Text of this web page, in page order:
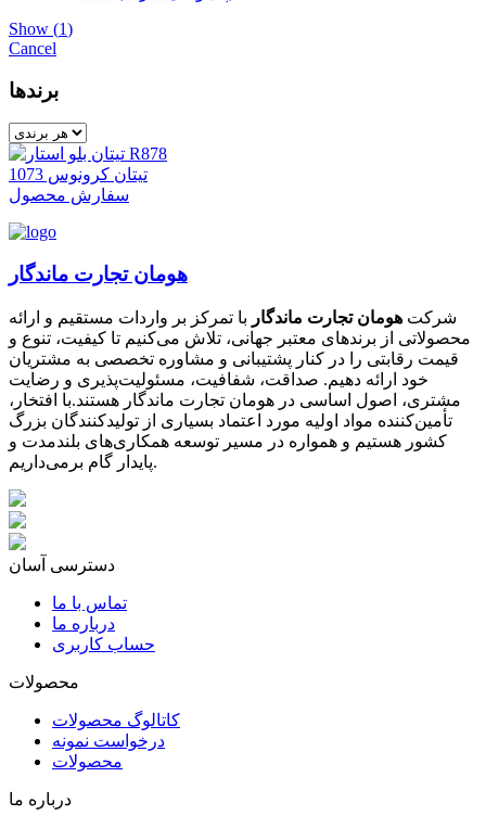
Show (1)
Cancel
برندها
تیتان کرونوس 1073
سفارش محصول
هومان تجارت ماندگار
شرکت هومان تجارت ماندگار با تمرکز بر واردات مستقیم و ارائه
محصولاتی از برندهای معتبر جهانی، تلاش می‌کنیم تا کیفیت، تنوع و
قیمت رقابتی را در کنار پشتیبانی و مشاوره تخصصی به مشتریان
خود ارائه دهیم. صداقت، شفافیت، مسئولیت‌پذیری و رضایت
مشتری، اصول اساسی در هومان تجارت ماندگار هستند.با افتخار،
تأمین‌کننده مواد اولیه مورد اعتماد بسیاری از تولیدکنندگان بزرگ
کشور هستیم و همواره در مسیر توسعه همکاری‌های بلندمدت و
پایدار گام برمی‌داریم.
دسترسی آسان
تماس با ما
درباره ما
حساب کاربری
محصولات
کاتالوگ محصولات
درخواست نمونه
محصولات
درباره ما